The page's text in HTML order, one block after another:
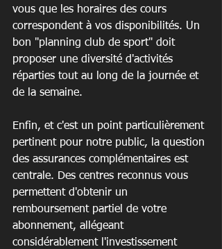
vous que les horaires des cours
correspondent à vos disponibilités. Un
bon "planning club de sport" doit
proposer une diversité d'activités
réparties tout au long de la journée et
de la semaine.
Enfin, et c'est un point particulièrement
pertinent pour notre public, la question
des assurances complémentaires est
centrale. Des centres reconnus vous
permettent d'obtenir un
remboursement partiel de votre
abonnement, allégeant
considérablement l'investissement